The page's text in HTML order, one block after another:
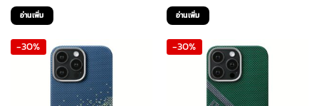
price
was:
2,990 ฿.2,390 ฿.
อ่านเพิ่ม
price
was:
2,990 ฿.2,390 ฿.
อ่านเพิ่ม
-30% -30%